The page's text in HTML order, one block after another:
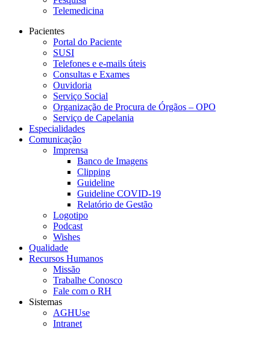
Telemedicina
Pacientes
Portal do Paciente
SUSI
Telefones e e-mails úteis
Consultas e Exames
Ouvidoria
Serviço Social
Organização de Procura de Órgãos – OPO
Serviço de Capelania
Especialidades
Comunicação
Imprensa
Banco de Imagens
Clipping
Guideline
Guideline COVID-19
Relatório de Gestão
Logotipo
Podcast
Wishes
Qualidade
Recursos Humanos
Missão
Trabalhe Conosco
Fale com o RH
Sistemas
AGHUse
Intranet